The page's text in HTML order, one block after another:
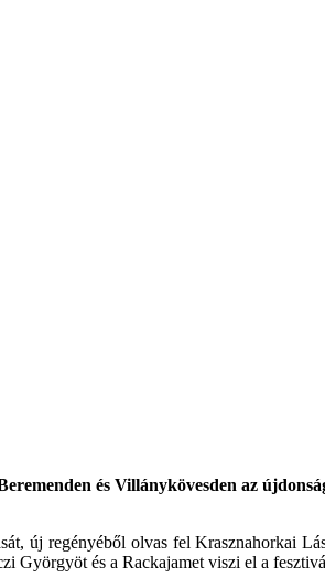
és Villánykövesden az
új regényéből olvas fel Krasznahorkai
Györgyöt és a Rackajamet viszi el a